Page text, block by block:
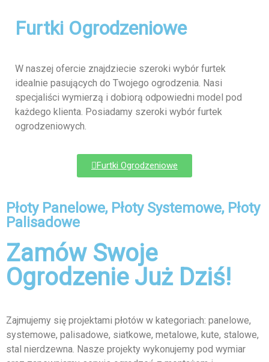
Furtki Ogrodzeniowe
W naszej ofercie znajdziecie szeroki wybór furtek
idealnie pasujących do Twojego ogrodzenia. Nasi
specjaliści wymierzą i dobiorą odpowiedni model pod
każdego klienta. Posiadamy szeroki wybór furtek
ogrodzeniowych.
Furtki Ogrodzeniowe
Płoty Panelowe, Płoty Systemowe, Płoty
Palisadowe
Zamów Swoje
Ogrodzenie Już Dziś!
Zajmujemy się projektami płotów w kategoriach: panelowe,
systemowe, palisadowe, siatkowe, metalowe, kute, stalowe,
stal nierdzewna. Nasze projekty wykonujemy pod wymiar